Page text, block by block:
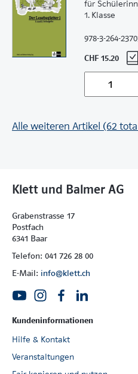
für
1. Klasse
978-3-264-
CHF 15.20
Alle weiteren Artikel (62
Klett und Balmer AG
Grabenstrasse 17
Postfach
6341 Baar
Telefon: 041 726 28 00
E-Mail: info@klett.ch
Kundeninformationen
Hilfe & Kontakt
Veranstaltungen